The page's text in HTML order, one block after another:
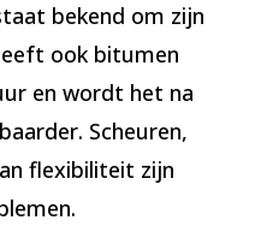
bekend om zijn
ook bitumen
en wordt het na
Scheuren,
flexibiliteit zijn